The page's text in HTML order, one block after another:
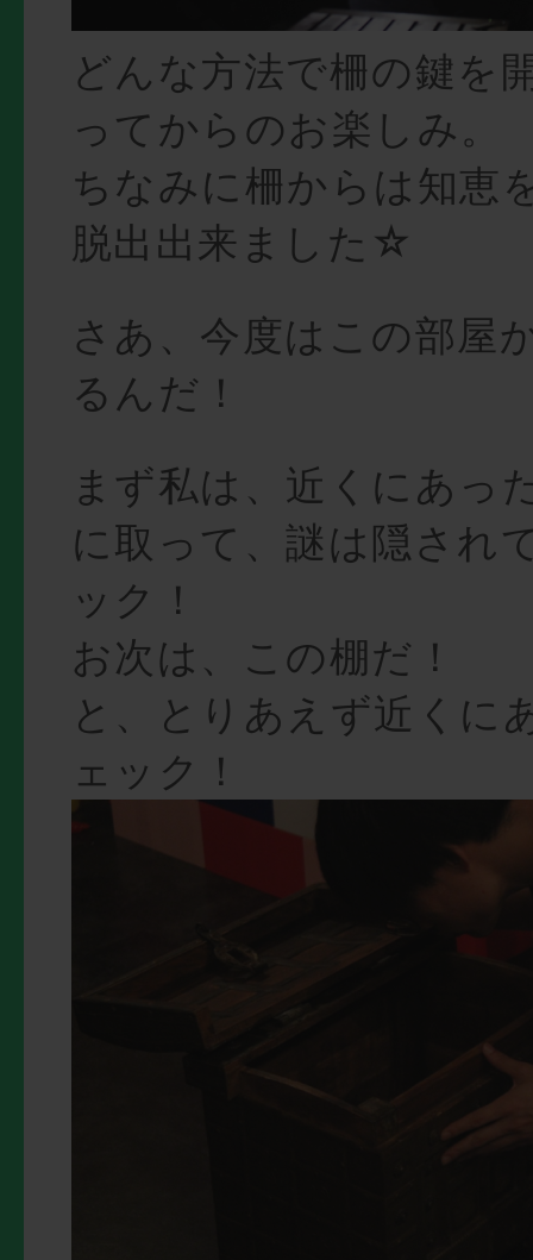
どんな方法で柵の鍵を
ってからのお楽しみ。
ちなみに柵からは知恵
脱出出来ました☆
さあ、今度はこの部屋
るんだ！
まず私は、近くにあっ
に取って、謎は隠され
ック！
お次は、この棚だ！
と、とりあえず近くに
ェック！